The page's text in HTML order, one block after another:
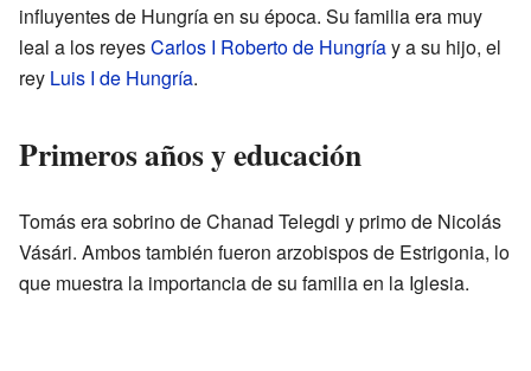
influyentes de Hungría en su época. Su familia era muy
leal a los reyesCarlos I Roberto de Hungríay a su hijo, el
rey Luis I de Hungría.
Primeros años y educación
Tomás era sobrino de Chanad Telegdi y primo de Nicolás
Vásári. Ambos también fueron arzobispos de Estrigonia, lo
que muestra la importancia de su familia en la Iglesia.